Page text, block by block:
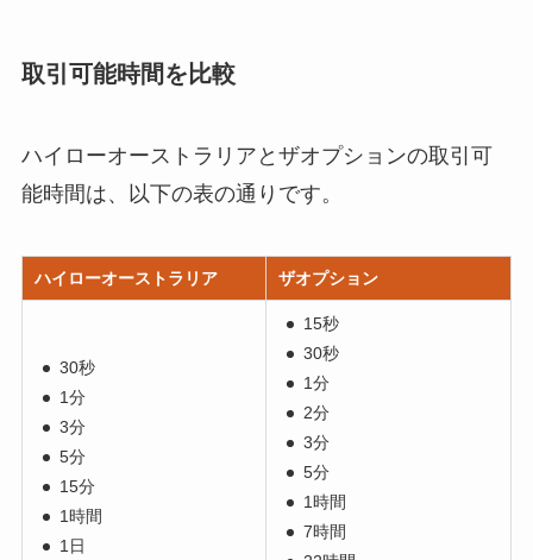
取引可能時間を比較
ハイローオーストラリアとザオプションの取引可
能時間は、以下の表の通りです。
ハイローオーストラリア ザオプション
30秒
1分
3分
5分
15分
1時間
1日
15秒
30秒
1分
2分
3分
5分
1時間
7時間